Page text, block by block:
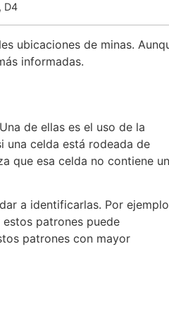
D4
ubicaciones de minas.
informadas.
de ellas es el uso de la
una celda está rodeada de
que esa celda no contiene
a identificarlas. Por
estos patrones puede
patrones con mayor